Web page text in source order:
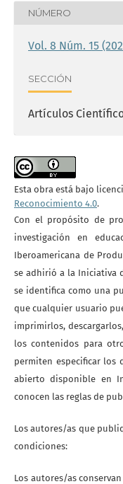
NÚMERO
Vol. 8 Núm. 15
SECCIÓN
Artículos
Esta obra está bajo
Reconocimiento 4.0.
Con el propósito de
investigación en
Iberoamericana de
se adhirió a la Iniciativa
se identifica como una
que cualquier usuario
imprimirlos,
los contenidos para
permiten especificar los
abierto disponible en
conocen las reglas de
Los autores/as que
condiciones:
Los autores/as